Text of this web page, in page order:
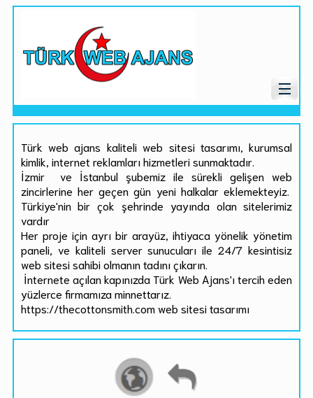
Türk web ajans kaliteli web sitesi tasarımı, kurumsal
kimlik, internet reklamları hizmetleri sunmaktadır.
İzmir ve İstanbul şubemiz ile sürekli gelişen web
zincirlerine her geçen gün yeni halkalar eklemekteyiz.
Türkiye'nin bir çok şehrinde yayında olan sitelerimiz
vardır
Her proje için ayrı bir arayüz, ihtiyaca yönelik yönetim
paneli, ve kaliteli server sunucuları ile 24/7 kesintisiz
web sitesi sahibi olmanın tadını çıkarın.
İnternete açılan kapınızda Türk Web Ajans'ı tercih eden
yüzlerce firmamıza minnettarız.
https://thecottonsmith.com web sitesi tasarımı